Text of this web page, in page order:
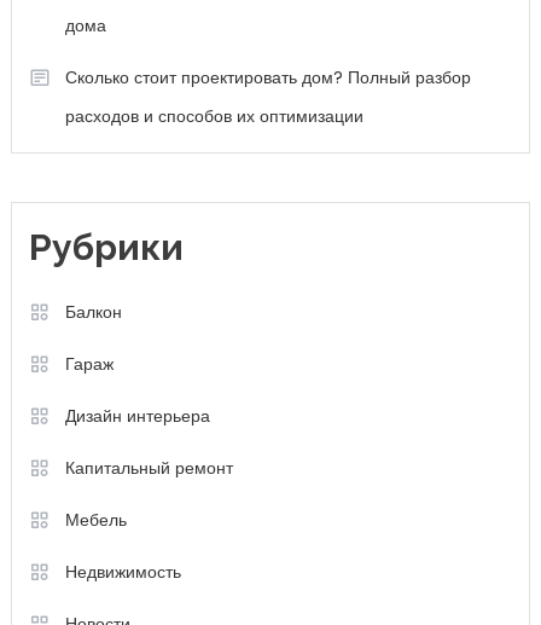
дома
Сколько стоит проектировать дом? Полный разбор
расходов и способов их оптимизации
Рубрики
Балкон
Гараж
Дизайн интерьера
Капитальный ремонт
Мебель
Недвижимость